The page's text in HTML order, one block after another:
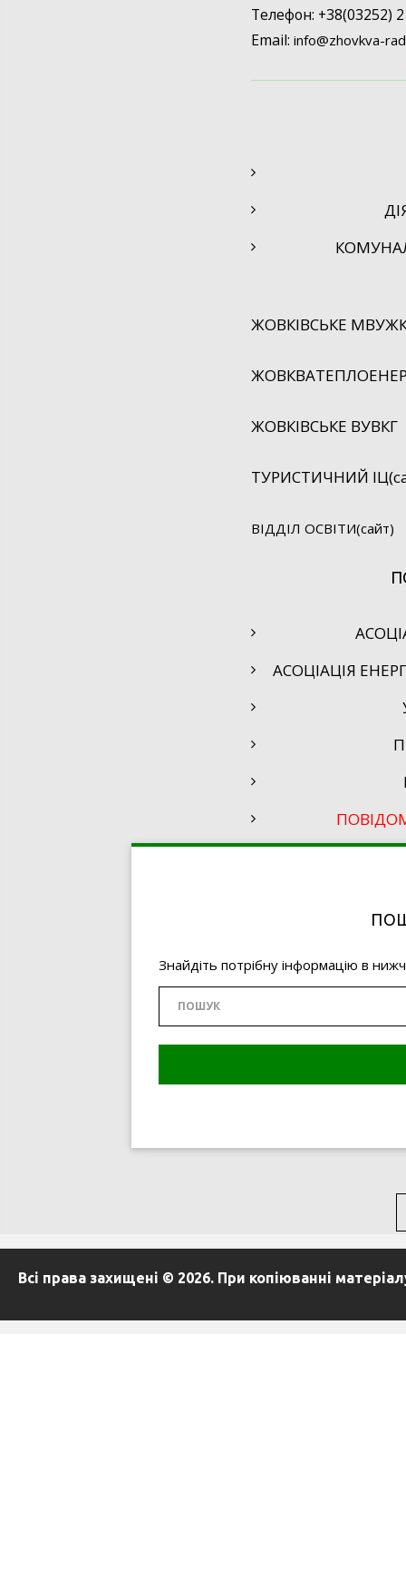
Телефон: +38(03252)
Email: info@zhovkva-
ЖОВКІВСЬКЕ
ЖОВКІВСЬКЕ ВУВКГ
ТУРИСТИЧНИЙ
ВІДДІЛ ОСВІТИ(сайт)
АСОЦІАЦІЯ
Знайдіть потрібну інформацію в
Всі права захищені © 2026. При копіюванні